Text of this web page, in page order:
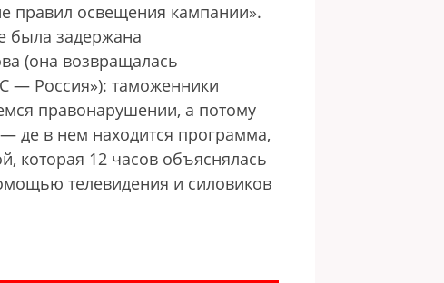
правил освещения кампании».
была задержана
(она возвращалась
— Россия»): таможенники
правонарушении, а потому
де в нем находится программа,
которая 12 часов объяснялась
телевидения и силовиков